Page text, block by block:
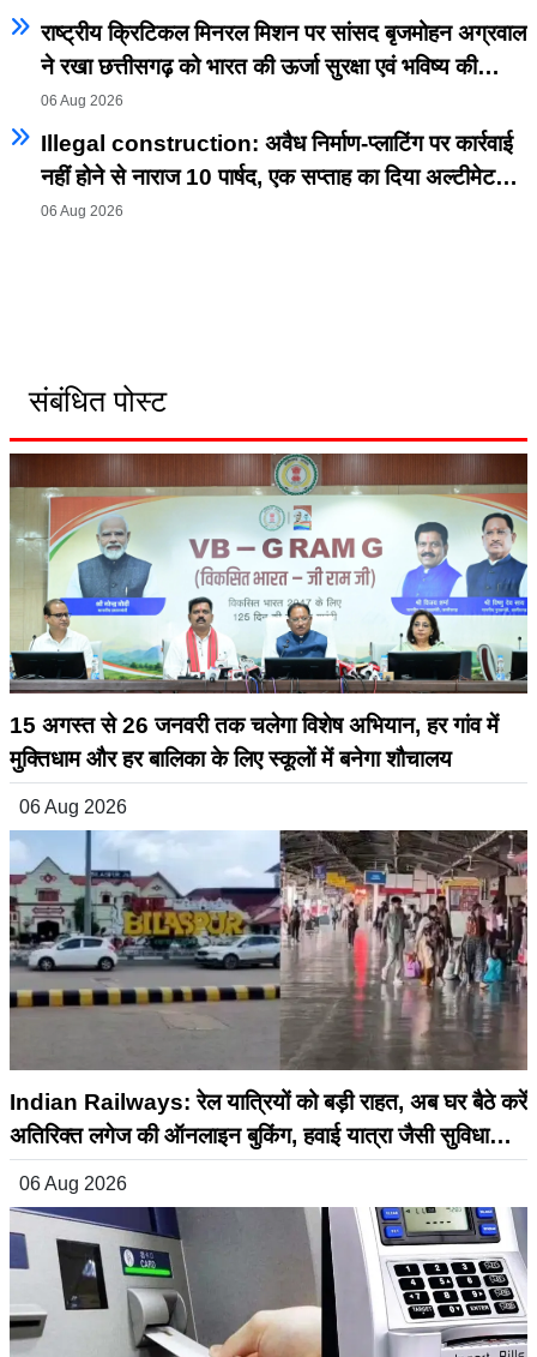
राष्ट्रीय क्रिटिकल मिनरल मिशन पर सांसद बृजमोहन अग्रवाल
ने रखा छत्तीसगढ़ को भारत की ऊर्जा सुरक्षा एवं भविष्य की
क्रिटिकल मिनरल अर्थव्यवस्था का अग्रणी राज्य बनाने का
विजन
06 Aug 2026
Illegal construction: अवैध निर्माण-प्लाटिंग पर कार्रवाई
नहीं होने से नाराज 10 पार्षद, एक सप्ताह का दिया अल्टीमेटम;
धरना-प्रदर्शन की चेतावनी।
06 Aug 2026
संबंधित पोस्ट
15 अगस्त से 26 जनवरी तक चलेगा विशेष अभियान, हर गांव में
मुक्तिधाम और हर बालिका के लिए स्कूलों में बनेगा शौचालय
06 Aug 2026
Indian Railways: रेल यात्रियों को बड़ी राहत, अब घर बैठे करें
अतिरिक्त लगेज की ऑनलाइन बुकिंग, हवाई यात्रा जैसी सुविधा
06 Aug 2026